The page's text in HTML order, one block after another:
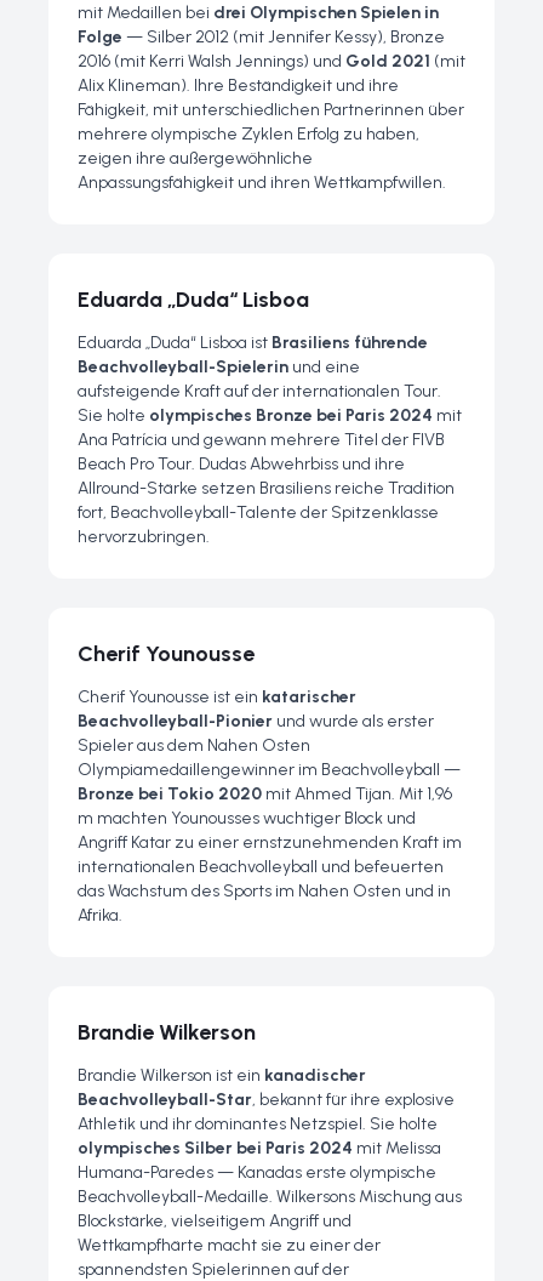
mit Medaillen bei drei Olympischen Spielen in
Folge — Silber 2012 (mit Jennifer Kessy), Bronze
2016 (mit Kerri Walsh Jennings) und Gold 2021 (mit
Alix Klineman). Ihre Beständigkeit und ihre
Fähigkeit, mit unterschiedlichen Partnerinnen über
mehrere olympische Zyklen Erfolg zu haben,
zeigen ihre außergewöhnliche
Anpassungsfähigkeit und ihren Wettkampfwillen.
Eduarda „Duda“ Lisboa
Eduarda „Duda“ Lisboa ist Brasiliens führende
Beachvolleyball-Spielerin und eine
aufsteigende Kraft auf der internationalen Tour.
Sie holte olympisches Bronze bei Paris 2024 mit
Ana Patrícia und gewann mehrere Titel der FIVB
Beach Pro Tour. Dudas Abwehrbiss und ihre
Allround-Stärke setzen Brasiliens reiche Tradition
fort, Beachvolleyball-Talente der Spitzenklasse
hervorzubringen.
Cherif Younousse
Cherif Younousse ist ein katarischer
Beachvolleyball-Pionier und wurde als erster
Spieler aus dem Nahen Osten
Olympiamedaillengewinner im Beachvolleyball —
Bronze bei Tokio 2020 mit Ahmed Tijan. Mit 1,96
m machten Younousses wuchtiger Block und
Angriff Katar zu einer ernstzunehmenden Kraft im
internationalen Beachvolleyball und befeuerten
das Wachstum des Sports im Nahen Osten und in
Afrika.
Brandie Wilkerson
Brandie Wilkerson ist ein kanadischer
Beachvolleyball-Star, bekannt für ihre explosive
Athletik und ihr dominantes Netzspiel. Sie holte
olympisches Silber bei Paris 2024 mit Melissa
Humana-Paredes — Kanadas erste olympische
Beachvolleyball-Medaille. Wilkersons Mischung aus
Blockstärke, vielseitigem Angriff und
Wettkampfhärte macht sie zu einer der
spannendsten Spielerinnen auf der